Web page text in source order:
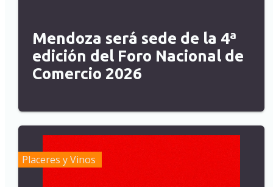
Mendoza será sede de la 4ª
edición del Foro Nacional de
Comercio 2026
Placeres y Vinos